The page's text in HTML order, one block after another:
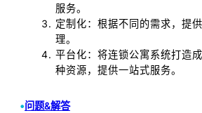
服务。
定制化：根据不同的需求，提
理。
平台化：将连锁公寓系统打造
种资源，提供一站式服务。
•问题&解答